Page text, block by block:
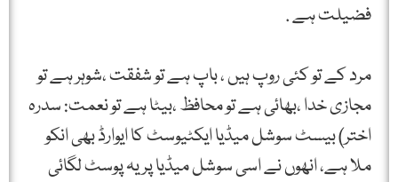
فضیلت ہے .
مرد کے تو کئی روپ ہیں ، باپ ہے تو شفقت ،شوہر ہے تو
مجازی خدا ،بھائی ہے تو محافظ ،بیٹا ہے تو نعمت: سدرہ
اختر) بیسٹ سوشل میڈیا ایکٹیوسٹ کا ایوارڈ بھی انکو
ملا ہے، انھوں نے اسی سوشل میڈیا پر یہ پوسٹ لگائی